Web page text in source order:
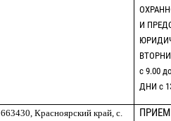
И
с 9.00
ДНИ с
663430, Красноярский край, с.